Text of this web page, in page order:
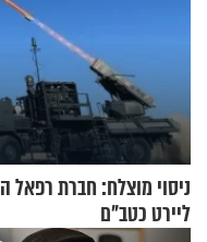
ליירט כטב"ם